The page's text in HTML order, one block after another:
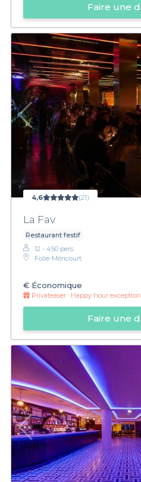
Faire une
4,6 (21)
La Fav
Restaurant festif
12 - 450 pers.
Folie-Méricourt
€ Économique
Privateaser : Happy hour
Faire une